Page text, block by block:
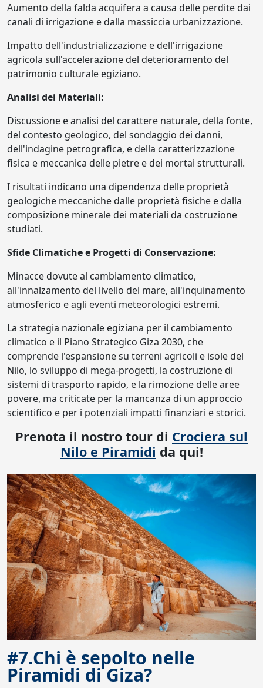
Aumento della falda acquifera a causa delle perdite dai
canali di irrigazione e dalla massiccia urbanizzazione.
Impatto dell'industrializzazione e dell'irrigazione
agricola sull'accelerazione del deterioramento del
patrimonio culturale egiziano.
Analisi dei Materiali:
Discussione e analisi del carattere naturale, della fonte,
del contesto geologico, del sondaggio dei danni,
dell'indagine petrografica, e della caratterizzazione
fisica e meccanica delle pietre e dei mortai strutturali.
I risultati indicano una dipendenza delle proprietà
geologiche meccaniche dalle proprietà fisiche e dalla
composizione minerale dei materiali da costruzione
studiati.
Sfide Climatiche e Progetti di Conservazione:
Minacce dovute al cambiamento climatico,
all'innalzamento del livello del mare, all'inquinamento
atmosferico e agli eventi meteorologici estremi.
La strategia nazionale egiziana per il cambiamento
climatico e il Piano Strategico Giza 2030, che
comprende l'espansione su terreni agricoli e isole del
Nilo, lo sviluppo di mega-progetti, la costruzione di
sistemi di trasporto rapido, e la rimozione delle aree
povere, ma criticate per la mancanza di un approccio
scientifico e per i potenziali impatti finanziari e storici.
Prenota il nostro tour di Crociera sul
Nilo e Piramidi da qui!
#7.Chi è sepolto nelle
Piramidi di Giza?